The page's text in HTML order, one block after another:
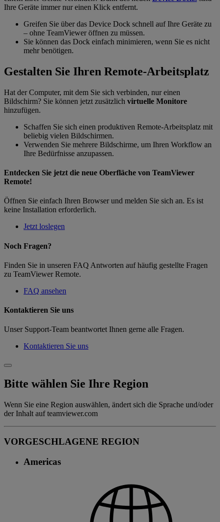
Ihre Geräte immer nur einen Klick entfernt.
Greifen Sie über das Device Dock schnell auf Ihre Geräte zu
– ohne TeamViewer öffnen zu müssen.
Sie können das Dock einfach minimieren, wenn Sie es nicht
mehr benötigen.
Gestalten Sie Ihren Remote-Arbeitsplatz
Hat der Computer, mit dem Sie sich verbinden, nur einen
Bildschirm? Sie können jetzt zusätzlich virtuelle Monitore
hinzufügen.
Schaffen Sie sich einen produktiven Remote-Arbeitsplatz mit
beliebig vielen Bildschirmen.
Verwenden Sie mehrere Bildschirme, um Ihren Workflow an
Ihre Bedürfnisse anzupassen.
Entdecken Sie jetzt die neue Oberfläche von TeamViewer
Remote!
Öffnen Sie einfach Ihren Browser und melden Sie sich an. Es ist
keine Installation erforderlich.
Jetzt loslegen
Noch Fragen?
Finden Sie in unseren FAQ Antworten auf häufig gestellte Fragen
zu TeamViewer Remote.
FAQ ansehen
Kontaktieren Sie uns
Unser Support-Team beantwortet Ihnen gerne alle Fragen.
Kontaktieren Sie uns
Bitte wählen Sie Ihre Region
Wenn Sie eine Region auswählen, ändert sich die Sprache und/oder
der Inhalt auf teamviewer.com
VORGESCHLAGENE REGION
Americas